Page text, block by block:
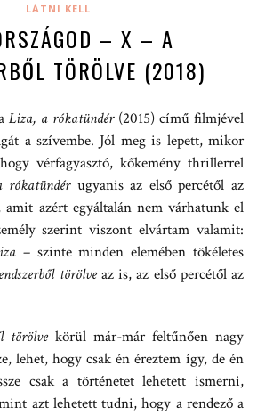
LÁTNI KELL
– X – A
TÖRÖLVE (2018)
Liza, a rókatündér(2015) című filmjével
a szívembe. Jól meg is lepett, mikor
vérfagyasztó, kőkemény thrillerrel
rókatündérugyanis az első percétől az
azért egyáltalán nem várhatunk el
szerint viszont elvártam valamit:
– szinte minden elemében tökéletes
törölveaz is, az első percétől az
törölve körül már-már feltűnően nagy
lehet, hogy csak én éreztem így, de én
csak a történetet lehetett ismerni,
azt lehetett tudni, hogy a rendező a